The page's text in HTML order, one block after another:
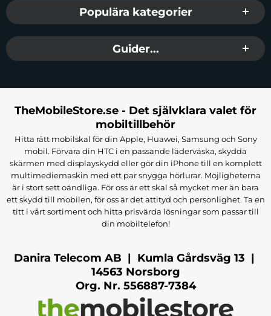
för att titta på film eller titta på foton.
De garanterar enkel åtkomst till alla nödvändiga portar.
Färg:Svart
Google Pixel 7
Populära kategorier
Guider...
TheMobileStore.se - Det självklara valet för
mobiltillbehör
Hitta rätt mobilskal för din Apple, Huawei, Samsung och Sony
mobil. Förvara din HTC i en passande läderväska, skydda
skärmen med displayskydd eller gör din iPhone till en komplett
multimediemaskin med ett par snygga hörlurar. Möjligheterna
är i stort sett oändliga. För oss är ett skal så mycket mer än bara
ett skydd till mobilen, för oss är det attityd och personlighet. Ta en
titt i vårt sortiment och hitta prisvärda lösningar som passar till
din mobiltelefon!
Danira Telecom AB | Kumla Gårdsväg 13 |
14563 Norsborg
Org. Nr. 556887-7384